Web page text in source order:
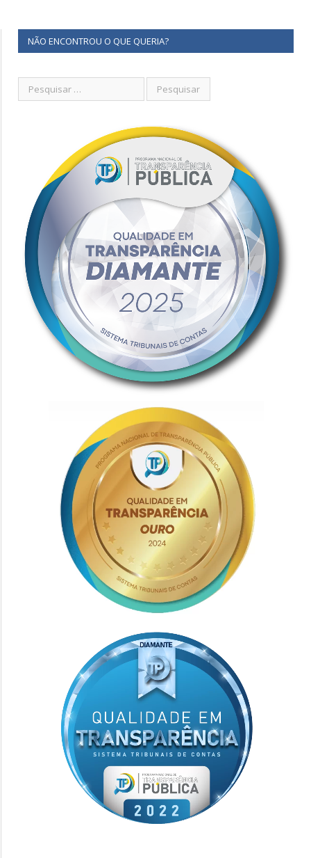
NÃO ENCONTROU O QUE QUERIA?